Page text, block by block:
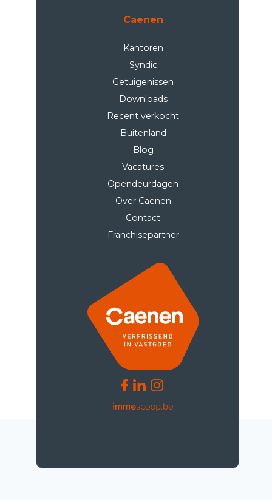
Caenen
Kantoren
Syndic
Getuigenissen
Downloads
Recent verkocht
Buitenland
Blog
Vacatures
Opendeurdagen
Over Caenen
Contact
Franchisepartner